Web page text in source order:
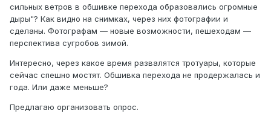
сильных ветров в обшивке перехода образовались огромные
дыры"? Как видно на снимках, через них фотографии и
сделаны. Фотографам — новые возможности, пешеходам —
перспектива сугробов зимой.
Интересно, через какое время развалятся тротуары, которые
сейчас спешно мостят. Обшивка перехода не продержалась и
года. Или даже меньше?
Предлагаю организовать опрос.